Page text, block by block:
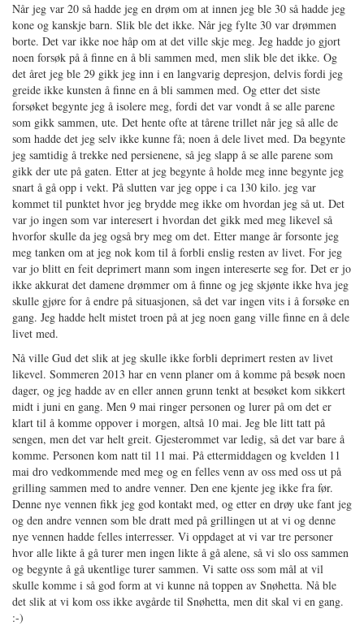
Når jeg var 20 så hadde jeg en drøm om at innen jeg ble 30 så hadde jeg
kone og kanskje barn. Slik ble det ikke. Når jeg fylte 30 var drømmen
borte. Det var ikke noe håp om at det ville skje meg. Jeg hadde jo gjort
noen forsøk på å finne en å bli sammen med, men slik ble det ikke. Og
det året jeg ble 29 gikk jeg inn i en langvarig depresjon, delvis fordi jeg
greide ikke kunsten å finne en å bli sammen med. Og etter det siste
forsøket begynte jeg å isolere meg, fordi det var vondt å se alle parene
som gikk sammen, ute. Det hente ofte at tårene trillet når jeg så alle de
som hadde det jeg selv ikke kunne få; noen å dele livet med. Da begynte
jeg samtidig å trekke ned persienene, så jeg slapp å se alle parene som
gikk der ute på gaten. Etter at jeg begynte å holde meg inne begynte jeg
snart å gå opp i vekt. På slutten var jeg oppe i ca 130 kilo. jeg var
kommet til punktet hvor jeg brydde meg ikke om hvordan jeg så ut. Det
var jo ingen som var interesert i hvordan det gikk med meg likevel så
hvorfor skulle da jeg også bry meg om det. Etter mange år forsonte jeg
meg tanken om at jeg nok kom til å forbli enslig resten av livet. For jeg
var jo blitt en feit deprimert mann som ingen intereserte seg for. Det er jo
ikke akkurat det damene drømmer om å finne og jeg skjønte ikke hva jeg
skulle gjøre for å endre på situasjonen, så det var ingen vits i å forsøke en
gang. Jeg hadde helt mistet troen på at jeg noen gang ville finne en å dele
livet med.
Nå ville Gud det slik at jeg skulle ikke forbli deprimert resten av livet
likevel. Sommeren 2013 har en venn planer om å komme på besøk noen
dager, og jeg hadde av en eller annen grunn tenkt at besøket kom sikkert
midt i juni en gang. Men 9 mai ringer personen og lurer på om det er
klart til å komme oppover i morgen, altså 10 mai. Jeg ble litt tatt på
sengen, men det var helt greit. Gjesterommet var ledig, så det var bare å
komme. Personen kom natt til 11 mai. På ettermiddagen og kvelden 11
mai dro vedkommende med meg og en felles venn av oss med oss ut på
grilling sammen med to andre venner. Den ene kjente jeg ikke fra før.
Denne nye vennen fikk jeg god kontakt med, og etter en drøy uke fant jeg
og den andre vennen som ble dratt med på grillingen ut at vi og denne
nye vennen hadde felles interresser. Vi oppdaget at vi var tre personer
hvor alle likte å gå turer men ingen likte å gå alene, så vi slo oss sammen
og begynte å gå ukentlige turer sammen. Vi satte oss som mål at vil
skulle komme i så god form at vi kunne nå toppen av Snøhetta. Nå ble
det slik at vi kom oss ikke avgårde til Snøhetta, men dit skal vi en gang.
:-)